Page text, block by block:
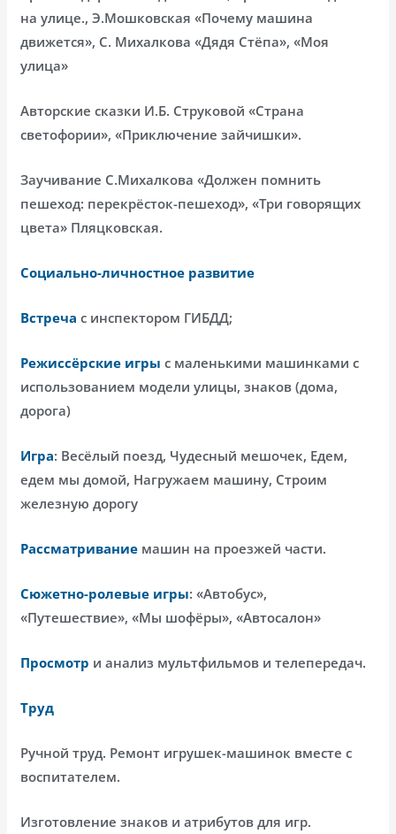
на улице., Э.Мошковская «Почему машина
движется», С. Михалкова «Дядя Стёпа», «Моя
улица»
Авторские сказки И.Б. Струковой «Страна
светофории», «Приключение зайчишки».
Заучивание С.Михалкова «Должен помнить
пешеход: перекрёсток-пешеход», «Три говорящих
цвета» Пляцковская.
Социально-личностное развитие
Встречас инспектором ГИБДД;
Режиссёрские игры с маленькими машинками с
использованием модели улицы, знаков (дома,
дорога)
Игра: Весёлый поезд, Чудесный мешочек, Едем,
едем мы домой, Нагружаем машину, Строим
железную дорогу
Рассматривание машин на проезжей части.
Сюжетно-ролевые игры: «Автобус»,
«Путешествие», «Мы шофёры», «Автосалон»
Просмотр и анализ мультфильмов и телепередач.
Труд
Ручной труд. Ремонт игрушек-машинок вместе с
воспитателем.
Изготовление знаков и атрибутов для игр.